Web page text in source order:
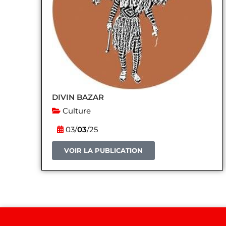
DIVIN BAZAR
Culture
03/03/25
VOIR LA PUBLICATION